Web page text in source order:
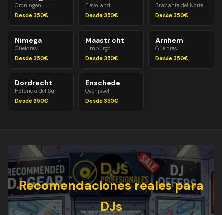
Groningen
Desde 350€
Flevoland
Desde 350€
Brabante del Norte
Desde 350€
Nimega
Güeldres
Desde 350€
Maastricht
Limburgo
Desde 350€
Arnhem
Güeldres
Desde 350€
Dordrecht
Holanda del Sur
Desde 350€
Enschede
Overijssel
Desde 350€
Recomendaciones reales para
DJs